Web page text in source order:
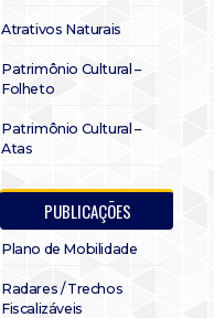
Atrativos Naturais
Patrimônio Cultural –
Folheto
Patrimônio Cultural –
Atas
PUBLICAÇÕES
Plano de Mobilidade
Radares / Trechos
Fiscalizáveis